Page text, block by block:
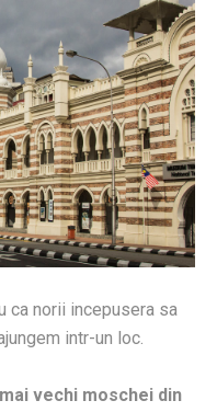
ca norii incepusera sa
intr-un loc.
vechi moschei din